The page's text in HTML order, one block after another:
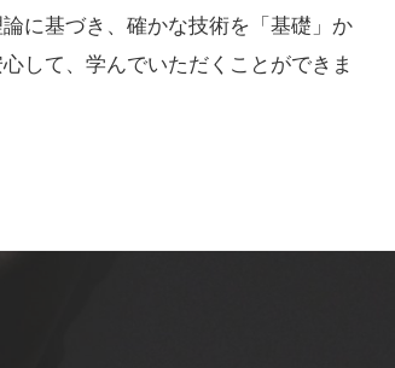
に基づき、確かな技術を「基礎」か
して、学んでいただくことができま